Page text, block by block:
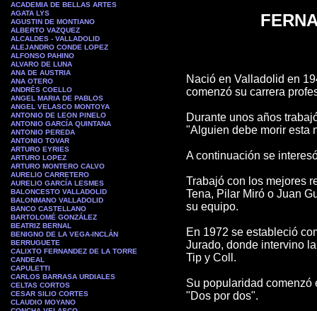
ACADEMIA DE BELLAS ARTES
AGATA LYS
AGUSTIN DE MONTIANO
ALBERTO VAZQUEZ
ALCALDES - VALLADOLID
ALEJANDRO CONDE LOPEZ
ALFONSO PAHINO
ALVARO DE LUNA
ANA DE AUSTRIA
ANA OTERO
ANDRÉS COELLO
ANGEL MARIA DE PABLOS
ANGEL VELASCO MONTOYA
ANTONIO DE LEON PINELO
ANTONIO GARCÍA QUINTANA
ANTONIO PEREDA
ANTONIO TOVAR
ARTURO EYRIES
ARTURO LOPEZ
ARTURO MONTERO CALVO
AURELIO CARRETERO
AURELIO GARCÍA LESMES
BALONCESTO VALLADOLID
BALONMANO VALLADOLID
BANCO CASTELLANO
BARTOLOMÉ GONZÁLEZ
BEATRIZ BERNAL
BENIGNO DE LA VEGA-INCLÁN
BERRUGUETE
CALIXTO FERNANDEZ DE LA TORRE
CANDEAL
CAPULETTI
CARLOS BARRASA URDIALES
CELTAS CORTOS
CESAR SILIO CORTES
CLAUDIO MOYANO
Nació en Valladolid en
comenzó su carrera
Durante unos años
"Alguien debe morir esta
A continuación se
Trabajó con los mejores
Tena, Pilar Miró o Juan
su equipo.
En 1972 se estableció
Jurado, donde intervino
Tip y Coll.
Su popularidad comenzó
"Dos por dos".